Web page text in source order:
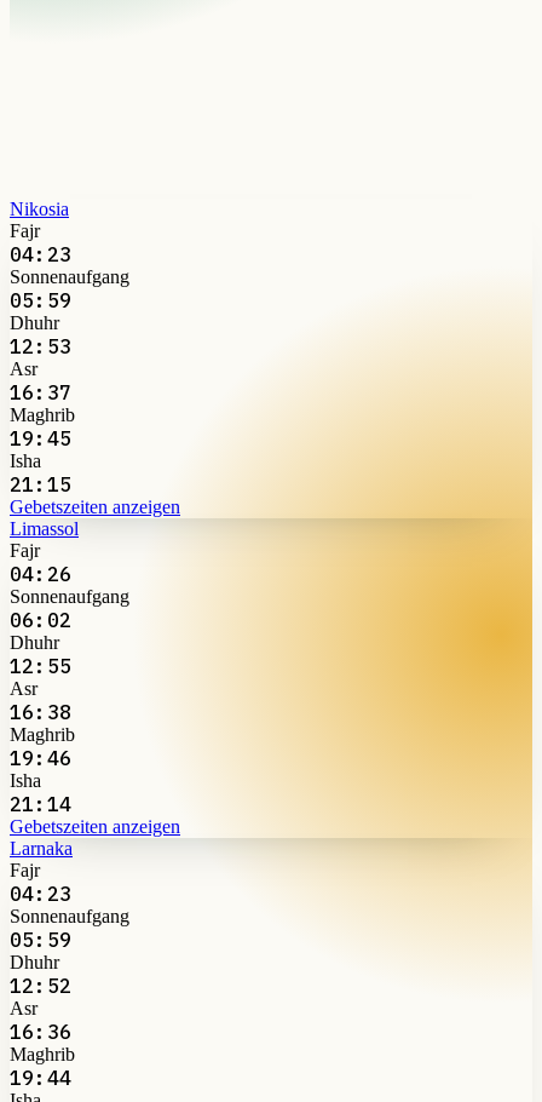
Nikosia
Fajr
04:23
Sonnenaufgang
05:59
Dhuhr
12:53
Asr
16:37
Maghrib
19:45
Isha
21:15
Gebetszeiten anzeigen
Limassol
Fajr
04:26
Sonnenaufgang
06:02
Dhuhr
12:55
Asr
16:38
Maghrib
19:46
Isha
21:14
Gebetszeiten anzeigen
Larnaka
Fajr
04:23
Sonnenaufgang
05:59
Dhuhr
12:52
Asr
16:36
Maghrib
19:44